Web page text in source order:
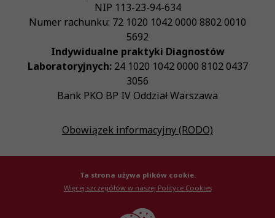
NIP 113-23-94-634
Numer rachunku: 72 1020 1042 0000 8802 0010
5692
Indywidualne praktyki Diagnostów
Laboratoryjnych:24 1020 1042 0000 8102 0437
3056
Bank PKO BP IV Oddział Warszawa
Obowiązek informacyjny (RODO)
© Krajowa Izba Diagnostów Laboratoryjnych 2026
Ta strona używa plików cookie.
Więcej szczegółów w naszej Polityce Cookies